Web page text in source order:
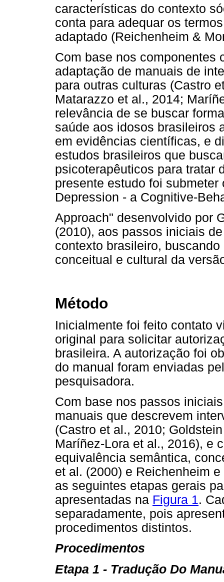
características do contexto
conta para adequar os
adaptado (Reichenheim &
Com base nos componentes
adaptação de manuais de
para outras culturas (Castro
Matarazzo et al., 2014;
relevância de se buscar
saúde aos idosos brasileiros
em evidências científicas, e
estudos brasileiros que
psicoterapêuticos para tratar
presente estudo foi
Depression - a Cognitive-
Approach" desenvolvido por
(2010), aos passos iniciais
contexto brasileiro,
conceitual e cultural da
Método
Inicialmente foi feito contato
original para solicitar
brasileira. A autorização foi
do manual foram enviadas
pesquisadora.
Com base nos passos
manuais que descrevem
(Castro et al., 2010;
Maríñez-Lora et al., 2016), e
equivalência semântica,
et al. (2000) e Reichenheim
as seguintes etapas gerais
apresentadas na Figura 1.
separadamente, pois
procedimentos distintos.
Procedimentos
Etapa 1 - Tradução Do